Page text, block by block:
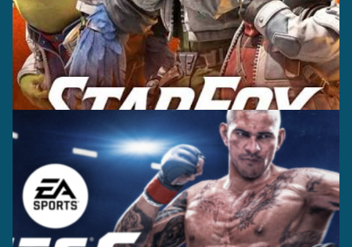
Casting +
Producción
Grabación +
Captura
Editorial